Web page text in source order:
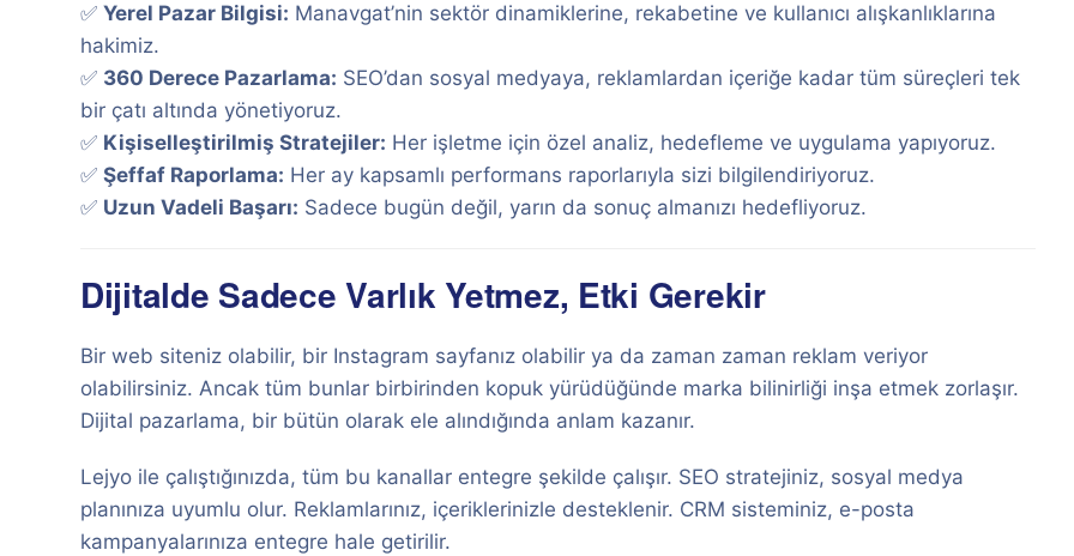
✅ Yerel Pazar Bilgisi: Manavgat’nin sektör dinamiklerine, rekabetine ve kullanıcı alışkanlıklarına
hakimiz.
✅ 360 Derece Pazarlama: SEO’dan sosyal medyaya, reklamlardan içeriğe kadar tüm süreçleri tek
bir çatı altında yönetiyoruz.
✅ Kişiselleştirilmiş Stratejiler: Her işletme için özel analiz, hedefleme ve uygulama yapıyoruz.
✅ Şeffaf Raporlama: Her ay kapsamlı performans raporlarıyla sizi bilgilendiriyoruz.
✅ Uzun Vadeli Başarı: Sadece bugün değil, yarın da sonuç almanızı hedefliyoruz.
Dijitalde Sadece Varlık Yetmez, Etki Gerekir
Bir web siteniz olabilir, bir Instagram sayfanız olabilir ya da zaman zaman reklam veriyor
olabilirsiniz. Ancak tüm bunlar birbirinden kopuk yürüdüğünde marka bilinirliği inşa etmek zorlaşır.
Dijital pazarlama, bir bütün olarak ele alındığında anlam kazanır.
Lejyo ile çalıştığınızda, tüm bu kanallar entegre şekilde çalışır. SEO stratejiniz, sosyal medya
planınıza uyumlu olur. Reklamlarınız, içeriklerinizle desteklenir. CRM sisteminiz, e-posta
kampanyalarınıza entegre hale getirilir.